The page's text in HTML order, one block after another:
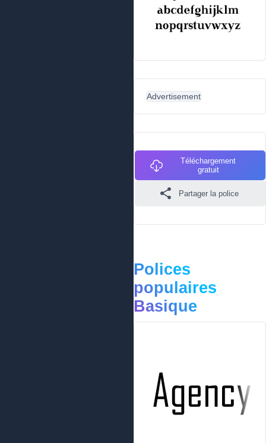
Advertisement
Téléchargement
gratuit
Partager la police
Polices
populaires
Basique